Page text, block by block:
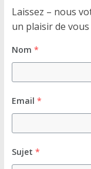
Laissez – nous
un plaisir de
Nom *
Email *
Sujet *